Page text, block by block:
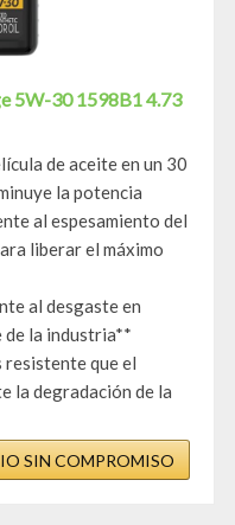
5W-30 1598B1 4.73
de aceite en un 30
la potencia
al espesamiento del
liberar el máximo
al desgaste en
de la industria**
resistente que el
la degradación de la
SIN COMPROMISO